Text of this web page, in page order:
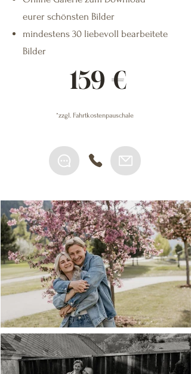
eurer schönsten Bilder
mindestens 30 liebevoll bearbeitete
Bilder
159 €
*zzgl. Fahrtkostenpauschale